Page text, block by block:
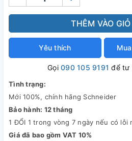
THÊM VÀO
Yêu thích
Gọi090 105 9191 để tư
Tình trạng:
Mới 100%, chính hãng Schneider
Bảo hành: 12 tháng
1 ĐỔI 1 trong vòng 7 ngày nếu có lỗi
Giá đã bao gồm VAT 10%